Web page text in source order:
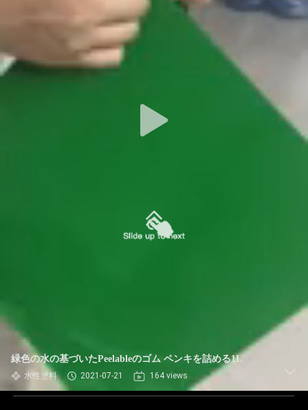
緑色の水の基づいたPeelableのゴム ペンキを詰める1L
水性塗料 2021-07-21 164 views